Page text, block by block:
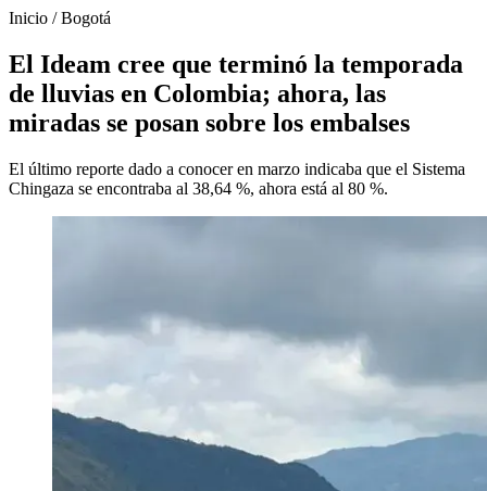
Inicio /Bogotá
El Ideam cree que terminó la temporada
de lluvias en Colombia; ahora, las
miradas se posan sobre los embalses
El último reporte dado a conocer en marzo indicaba que el Sistema
Chingaza se encontraba al 38,64 %, ahora está al 80 %.